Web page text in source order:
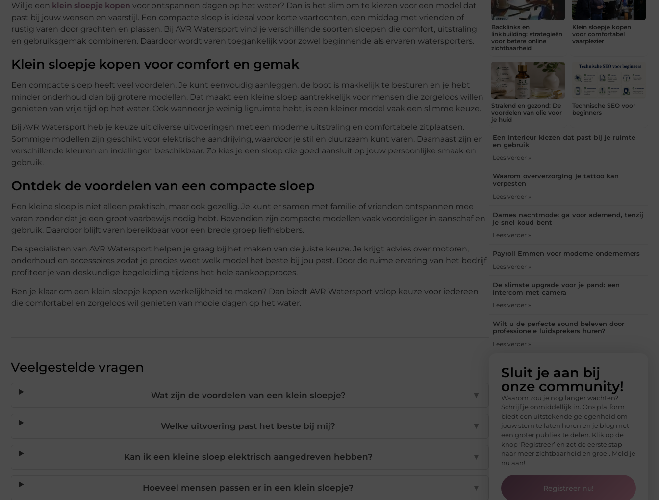
Wil je een klein sloepje kopen voor ontspannen dagen op het water? Dan is het slim om te kiezen voor een model dat
past bij jouw wensen en vaarstijl. Een compacte sloep is ideaal voor korte vaartochten, een middag met vrienden of
rustig varen door grachten en plassen. Bij AVR Watersport vind je verschillende soorten sloepen die comfort, uitstraling
en gebruiksgemak combineren. Daardoor wordt varen toegankelijk voor zowel beginnende als ervaren watersporters.
Klein sloepje kopen voor comfort en gemak
Een compacte sloep heeft veel voordelen. Je kunt eenvoudig aanleggen, de boot is makkelijk te besturen en je hebt
minder onderhoud dan bij grotere modellen. Dat maakt een kleine sloep aantrekkelijk voor mensen die zorgeloos willen
genieten van vrije tijd op het water. Ook wanneer je weinig ligruimte hebt, is een kleiner model vaak een slimme keuze.
Bij AVR Watersport heb je keuze uit diverse uitvoeringen met een moderne uitstraling en comfortabele zitplaatsen.
Sommige modellen zijn geschikt voor elektrische aandrijving, waardoor je stil en duurzaam kunt varen. Daarnaast zijn er
verschillende kleuren en indelingen beschikbaar. Zo kies je een sloep die goed aansluit op jouw persoonlijke smaak en
gebruik.
Ontdek de voordelen van een compacte sloep
Een kleine sloep is niet alleen praktisch, maar ook gezellig. Je kunt er samen met familie of vrienden ontspannen mee
varen zonder dat je een groot vaarbewijs nodig hebt. Bovendien zijn compacte modellen vaak voordeliger in aanschaf en
gebruik. Daardoor blijft varen bereikbaar voor een brede groep liefhebbers.
De specialisten van AVR Watersport helpen je graag bij het maken van de juiste keuze. Je krijgt advies over motoren,
onderhoud en accessoires zodat je precies weet welk model het beste bij jou past. Door de ruime ervaring van het bedrijf
profiteer je van deskundige begeleiding tijdens het hele aankoopproces.
Ben je klaar om een klein sloepje kopen werkelijkheid te maken? Dan biedt AVR Watersport volop keuze voor iedereen
die comfortabel en zorgeloos wil genieten van mooie dagen op het water.
Veelgestelde vragen
Wat zijn de voordelen van een klein sloepje? ▼
Welke uitvoering past het beste bij mij? ▼
Kan ik een kleine sloep elektrisch aangedreven hebben? ▼
Hoeveel mensen passen er in een klein sloepje? ▼
Backlinks en
linkbuilding: strategieën
voor betere online
zichtbaarheid
Klein sloepje kopen
voor comfortabel
vaarplezier
Stralend en gezond: De
voordelen van olie voor
je huid
Technische SEO voor
beginners
Een interieur kiezen dat past bij je ruimte
en gebruik
Lees verder »
Waarom oververzorging je tattoo kan
verpesten
Lees verder »
Dames nachtmode: ga voor ademend, tenzij
je snel koud bent
Lees verder »
Payroll Emmen voor moderne ondernemers
Lees verder »
De slimste upgrade voor je pand: een
intercom met camera
Lees verder »
Wilt u de perfecte sound beleven door
professionele luidsprekers huren?
Lees verder »
Sluit je aan bij
onze community!
Waarom zou je nog langer wachten?
Schrijf je onmiddellijk in. Ons platform
biedt een uitstekende gelegenheid om
jouw stem te laten horen en je blog met
een groter publiek te delen. Klik op de
knop ‘Registreer’ en zet de eerste stap
naar meer zichtbaarheid en groei. Meld je
nu aan!
Registreer nu!